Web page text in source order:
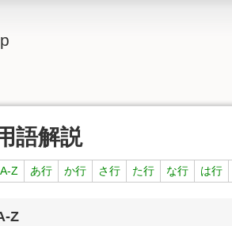
語解説
A-Z あ行 か行 さ行 た行 な行 は行
Z